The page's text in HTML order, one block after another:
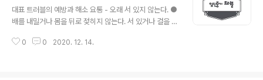
른다. 고혈압, 부종, 단백뇨 순으로 나타난다. 임신 중 독 중
의 정확한 원인은 밝혀지지 않았지만, 임신으로 인한 혈액
일반적이다. 주요 증상이 나타나는 순서는 개인마다 차이
대표 트러블의 예방과 해소 요통 - 오래 서 있지 않는다. ●
배를 내밀거나 몸을 뒤로 젖히지 않는다. 서 있거나 걸을 때
●의자는 너무 푹신하거나 등받이가 없는 것은 피하고 등
0 0 2020. 12. 14.